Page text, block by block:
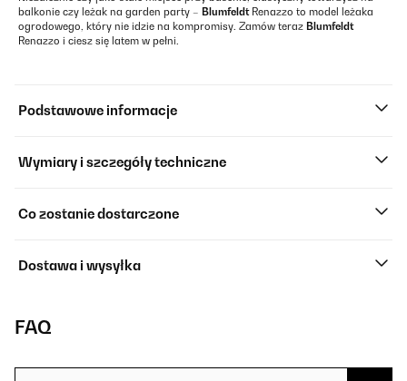
balkonie czy leżak na garden party – BlumfeldtRenazzo to model leżaka
ogrodowego, który nie idzie na kompromisy. Zamów teraz Blumfeldt
Renazzo i ciesz się latem w pełni.
Podstawowe informacje
Wymiary i szczegóły techniczne
Co zostanie dostarczone
Dostawa i wysyłka
FAQ